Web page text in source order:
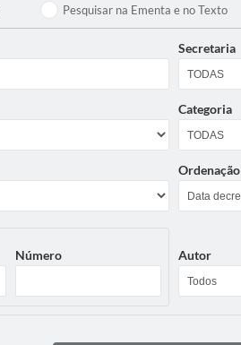
Pesquisar na Ementa e no Texto
Secretaria
Categoria
Ordenação
Número Autor